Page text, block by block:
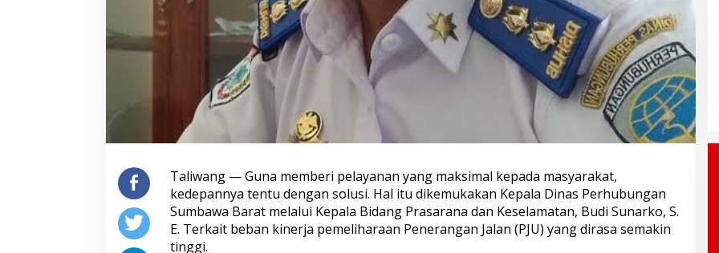
Taliwang — Guna memberi pelayanan yang maksimal kepada masyarakat,
kedepannya tentu dengan solusi. Hal itu dikemukakan Kepala Dinas Perhubungan
Sumbawa Barat melalui Kepala Bidang Prasarana dan Keselamatan, Budi Sunarko, S.
E. Terkait beban kinerja pemeliharaan Penerangan Jalan (PJU) yang dirasa semakin
tinggi.